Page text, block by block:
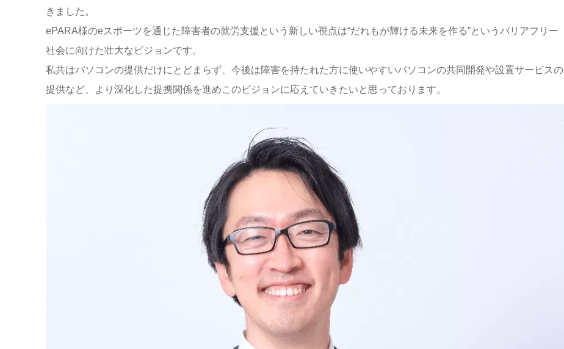
きました。
ePARA様のeスポーツを通じた障害者の就労支援という新しい視点は“だれもが輝ける未来を作る”というバリアフリー
社会に向けた壮大なビジョンです。
私共はパソコンの提供だけにとどまらず、今後は障害を持たれた方に使いやすいパソコンの共同開発や設置サービスの
提供など、より深化した提携関係を進めこのビジョンに応えていきたいと思っております。